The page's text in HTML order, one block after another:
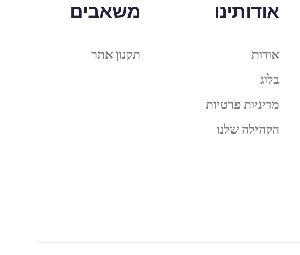
אודותינו
אודות
בלוג
מדיניות פרטיות
הקהילה שלנו
משאבים
תקנון אתר